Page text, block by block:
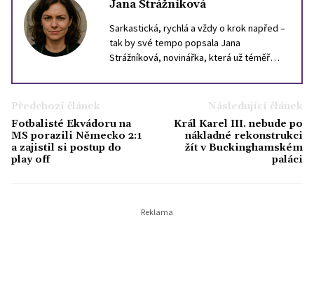
Jana Strážníková
Sarkastická, rychlá a vždy o krok napřed –
tak by své tempo popsala Jana
Strážníková, novinářka, která už téměř
momenty v životě slavných. Psaní o
celebritách pro ni není jen bulvár – je to
způsob, jak vystihnout dobu a náladu
společnosti. Ve volném čase ráda uniká od
chaosu světa celebrit – chodí do lesa, čte
horory a tajně sbírá staré výtisky časopisů
Předchozí článek
Fotbalisté Ekvádoru na
MS porazili Německo 2:1
a zajistil si postup do
play off
Následující článek
Král Karel III. nebude po
nákladné rekonstrukci
žít v Buckinghamském
paláci